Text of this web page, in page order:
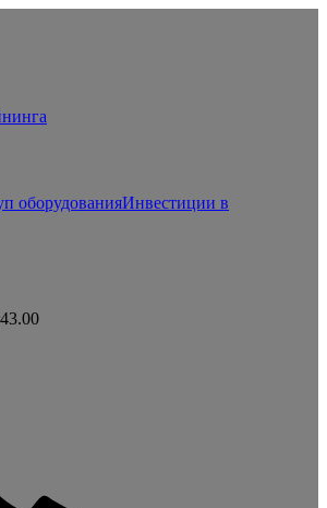
оборудованияИнвестиции в